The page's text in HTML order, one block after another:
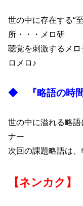
世の中に存在する“
所・・・メロ研
聴覚を刺激するメ
ロメロ♪
◆ 『略語の時間
世の中に溢れる略
ナー
次回の課題略語は
【ネンカク】